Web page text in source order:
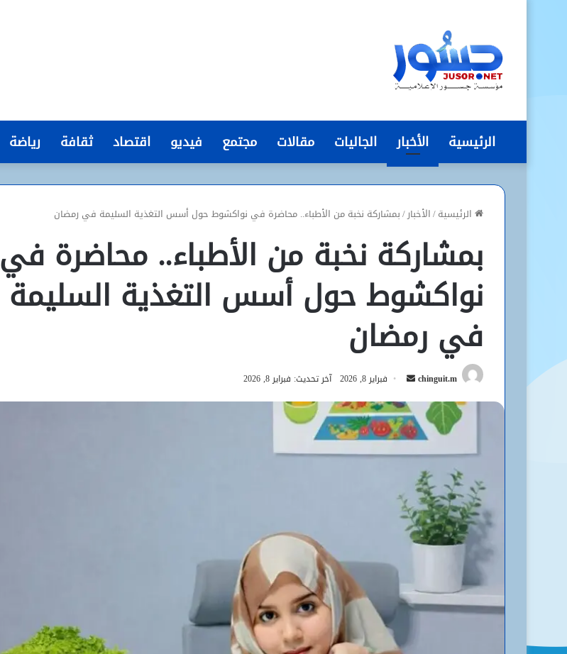
الرئيسية الأخبار الجاليات مقالات مجتمع فيديو اقتصاد ثقافة رياضة
الرئيسية/الأخبار/بمشاركة نخبة من الأطباء.. محاضرة في نواكشوط حول أسس التغذية السليمة في رمضان
بمشاركة نخبة من الأطباء.. محاضرة في
نواكشوط حول أسس التغذية السليمة
في رمضان
chinguit.m
أرسل
إلكترونيا
فبراير 8, 2026 آخر تحديث: فبراير 8, 2026